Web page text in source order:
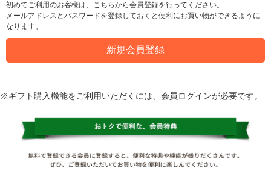
初めてご利用のお客様は、こちらから会員登録を行ってください。
メールアドレスとパスワードを登録しておくと便利にお買い物ができるように
なります。
※ギフト購入機能をご利用いただくには、会員ログインが必要です。